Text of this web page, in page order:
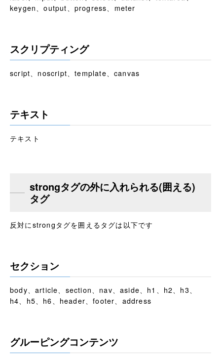
keygen、output、progress、meter
スクリプティング
script、noscript、template、canvas
テキスト
テキスト
strongタグの外に入れられる(囲える)
タグ
反対にstrongタグを囲えるタグは以下です
セクション
body、article、section、nav、aside、h1、h2、h3、
h4、h5、h6、header、footer、address
グルーピングコンテンツ